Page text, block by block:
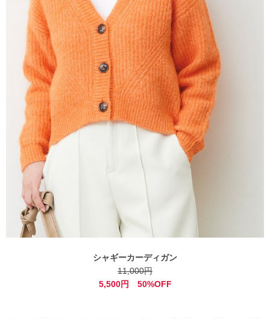
シャギーカーディガン
11,000円
5,500円 50%OFF